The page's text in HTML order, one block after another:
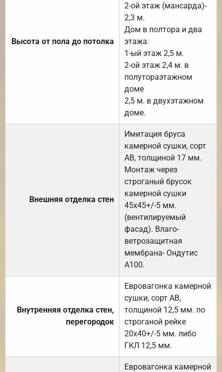
Высота от пола до потолка
2-ой этаж (мансарда)-
2,3 м.
Дом в полтора и два
этажа:
1-ый этаж 2,5 м.
2-ой этаж 2,4 м. в
полутораэтажном
доме
2,5 м. в двухэтажном
доме.
Внешняя отделка стен
Имитация бруса
камерной сушки, сорт
АВ, толщиной 17 мм.
Монтаж через
строганый брусок
камерной сушки
45х45+/-5 мм.
(вентилируемый
фасад). Влаго-
ветрозащитная
мембрана- Ондутис
А100.
Внутренняя отделка стен,
перегородок
Евровагонка камерной
сушки, сорт АВ,
толщиной 12,5 мм. по
строганой рейке
20х40+/-5 мм. либо
ГКЛ 12,5 мм.
Евровагонка камерной